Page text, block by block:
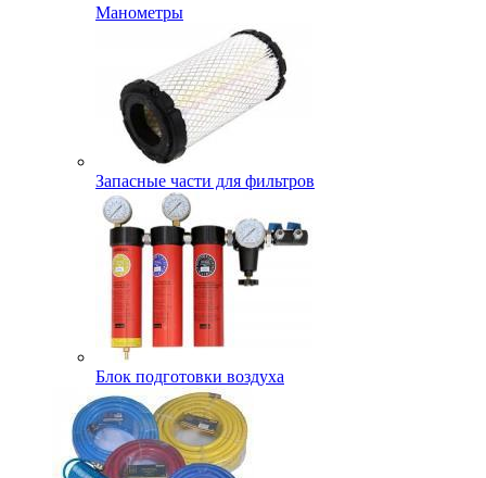
Манометры
Запасные части для фильтров
Блок подготовки воздуха